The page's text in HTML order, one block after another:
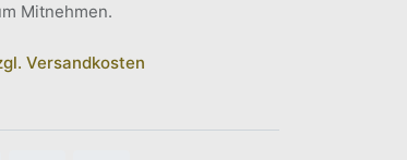
Mitnehmen.
Versandkosten